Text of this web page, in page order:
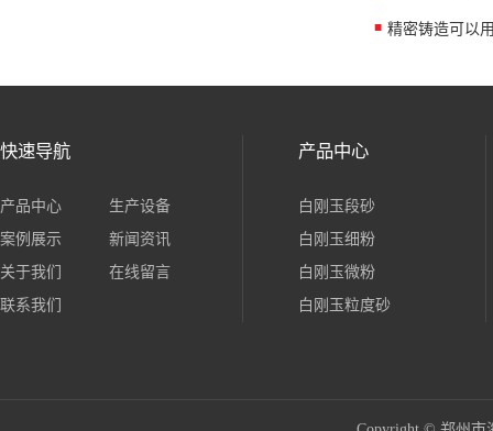
精密铸造可以
快速导航
产品中心
生产设备
案例展示
新闻资讯
关于我们
在线留言
联系我们
产品中心
白刚玉段砂
白刚玉细粉
白刚玉微粉
白刚玉粒度砂